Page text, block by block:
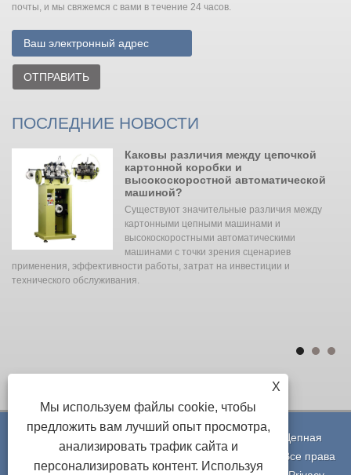
почты, и мы свяжемся с вами в течение 24 часов.
ОТПРАВИТЬ
ПОСЛЕДНИЕ НОВОСТИ
Каковы различия между цепочкой
картонной коробки и
высокоскоростной автоматической
машиной?
Существуют значительные различия между
картонными цепными машинами и
высокоскоростными автоматическими
машинами с точки зрения сценариев
применения, эффективности работы, затрат на инвестиции и
технического обслуживания. ‌‌
Copyright © 2023 Shenzhen Alpha Tech Co., Ltd. - Цепная
машина, нагревательная печь, лазерная машина - Все права
X
Мы используем файлы cookie, чтобы
предложить вам лучший опыт просмотра,
анализировать трафик сайта и
персонализировать контент. Используя